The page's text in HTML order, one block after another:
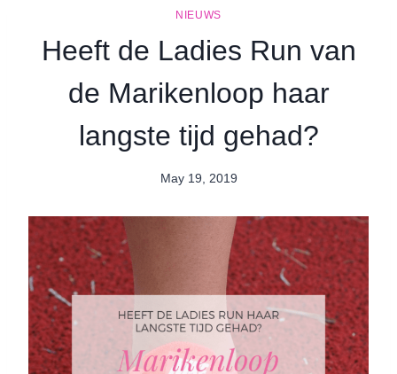
NIEUWS
Heeft de Ladies Run van
de Marikenloop haar
langste tijd gehad?
By
May 19, 2019